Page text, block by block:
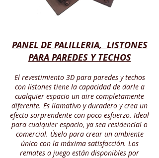
PANEL DE PALILLERIA, LISTONES
PARA PAREDES Y TECHOS
El revestimiento 3D para paredes y techos
con listones tiene la capacidad de darle a
cualquier espacio un aire completamente
diferente. Es llamativo y duradero y crea un
efecto sorprendente con poco esfuerzo. Ideal
para cualquier espacio, ya sea residencial o
comercial. Úselo para crear un ambiente
único con la máxima satisfacción. Los
remates a juego están disponibles por